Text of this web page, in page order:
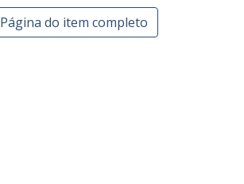
Página do item completo